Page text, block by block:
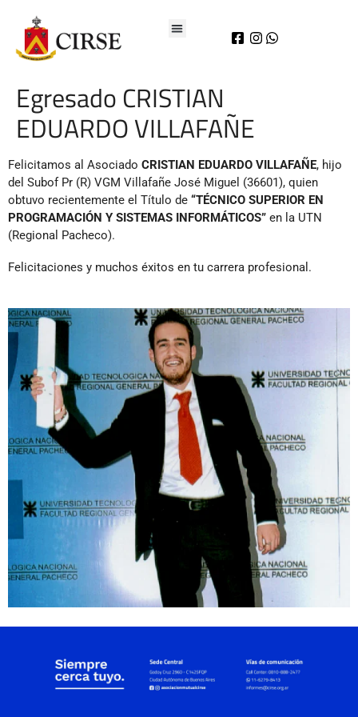
Egresado CRISTIAN
EDUARDO VILLAFAÑE
Felicitamos al Asociado CRISTIAN EDUARDO VILLAFAÑE, hijo
del Subof Pr (R) VGM Villafañe José Miguel (36601), quien
obtuvo recientemente el Título de “TÉCNICO SUPERIOR EN
PROGRAMACIÓN Y SISTEMAS INFORMÁTICOS” en la UTN
(Regional Pacheco).
Felicitaciones y muchos éxitos en tu carrera profesional.